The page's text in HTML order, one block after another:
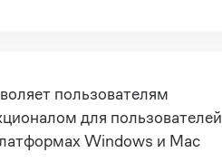
пользователям
для пользователей
Windows и Mac